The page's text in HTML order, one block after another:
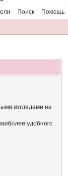
Помощь
Поиск
взглядами на
удобного